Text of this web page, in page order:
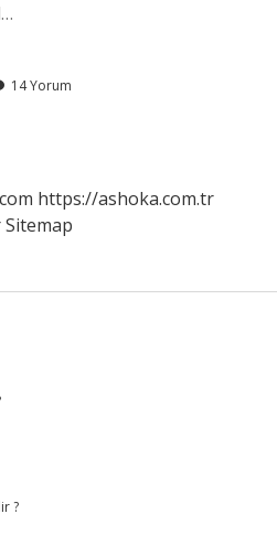
14 Yorum
https://ashoka.com.tr
Sitemap
?